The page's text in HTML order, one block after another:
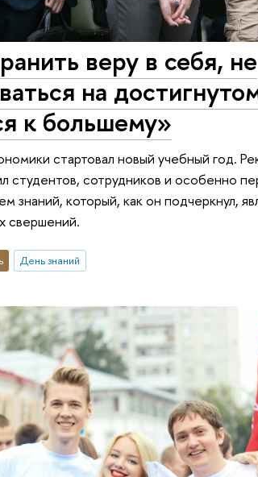
веру в себя, не
на
к большему»
стартовал новый учебный год.
студентов, сотрудников и особенно
знаний, который, как он подчеркнул,
свершений.
День знаний